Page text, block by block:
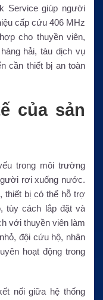
Service giúp người
cấp cứu 406 MHz
cho thuyền viên,
hải, tàu dịch vụ
cần thiết bị an toàn
của sản
trong môi trường
rơi xuống nước.
thiết bị có thể hỗ trợ
tùy cách lắp đặt và
với thuyền viên làm
đội cứu hộ, nhân
hoạt động trong
nối giữa hệ thống